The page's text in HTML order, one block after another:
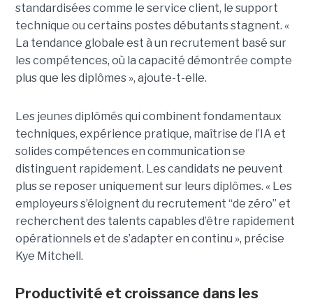
standardisées comme le service client, le support
technique ou certains postes débutants stagnent. «
La tendance globale est à un recrutement basé sur
les compétences, où la capacité démontrée compte
plus que les diplômes », ajoute-t-elle.
Les jeunes diplômés qui combinent fondamentaux
techniques, expérience pratique, maîtrise de l’IA et
solides compétences en communication se
distinguent rapidement. Les candidats ne peuvent
plus se reposer uniquement sur leurs diplômes. « Les
employeurs s’éloignent du recrutement “de zéro” et
recherchent des talents capables d’être rapidement
opérationnels et de s’adapter en continu », précise
Kye Mitchell.
Productivité et croissance dans les